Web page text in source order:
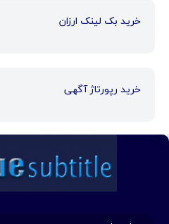
خرید بک لینک ارزان
خرید رپورتاژ آگهی